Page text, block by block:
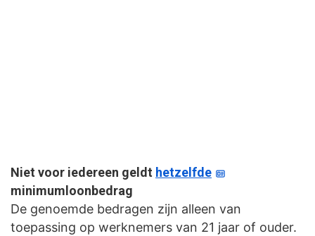
Niet voor iedereen geldt hetzelfde
minimumloonbedrag
De genoemde bedragen zijn alleen van
toepassing op werknemers van 21 jaar of ouder.